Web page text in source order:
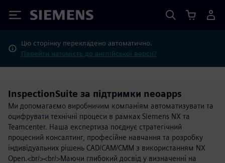
Siemens
Цю сторінку перекладено автоматично.
Перейти натомість до англійської версії?
InspectionSuite за підтримки neoapps
Ми допомагаємо виробничим компаніям автоматизувати та
оцифрувати технічні процеси в рамках Siemens NX та
Teamcenter. Наша експертиза поєднує стратегічний
процесний консалтинг, професійне навчання та розробку
індивідуальних рішень CAD/CAM/CMM з використанням NX
Open.<br/><br/>Маючи глибокий досвід у визначенні на